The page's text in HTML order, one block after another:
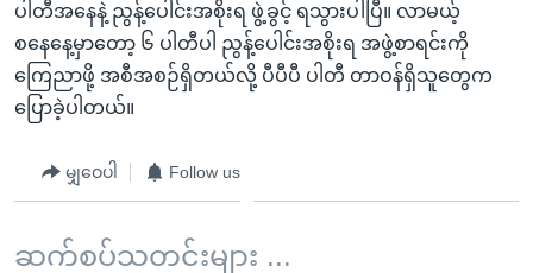
ပါတီအနေနဲ့ ညွန့်ပေါင်းအစိုးရ ဖွဲ့ခွင့် ရသွားပါပြီ။ လာမယ့်
စနေနေ့မှာတော့ ၆ ပါတီပါ ညွန့်ပေါင်းအစိုးရ အဖွဲ့စာရင်းကို
ကြေညာဖို့ အစီအစဉ်ရှိတယ်လို့ ပီပီပီ ပါတီ တာဝန်ရှိသူတွေက
ပြောခဲ့ပါတယ်။
မျှဝေပါ Follow us
ဆက်စပ်သတင်းများ ...